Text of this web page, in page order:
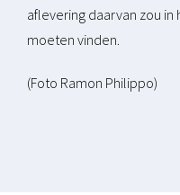
aflevering daarvan zou in
moeten vinden.
(Foto Ramon Philippo)